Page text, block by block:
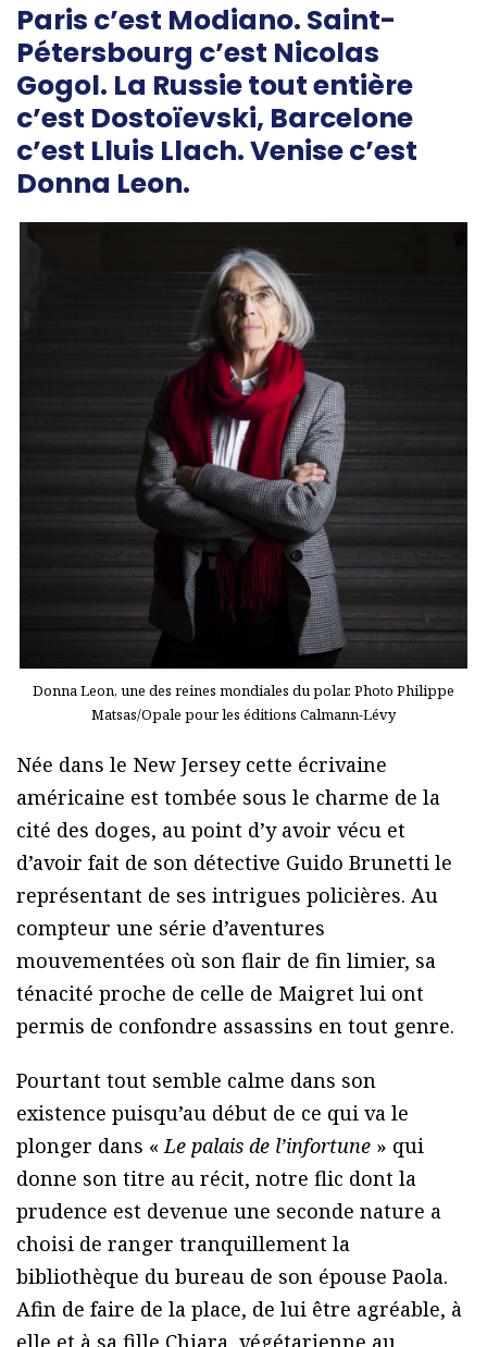
Paris c’est Modiano. Saint-
Pétersbourg c’est Nicolas
Gogol. La Russie tout entière
c’est Dostoïevski, Barcelone
c’est Lluis Llach. Venise c’est
Donna Leon.
Donna Leon, une des reines mondiales du polar. Photo Philippe
Matsas/Opale pour les éditions Calmann-Lévy
Née dans le New Jersey cette écrivaine
américaine est tombée sous le charme de la
cité des doges, au point d’y avoir vécu et
d’avoir fait de son détective Guido Brunetti le
représentant de ses intrigues policières. Au
compteur une série d’aventures
mouvementées où son flair de fin limier, sa
ténacité proche de celle de Maigret lui ont
permis de confondre assassins en tout genre.
Pourtant tout semble calme dans son
existence puisqu’au début de ce qui va le
plonger dans « Le palais de l’infortune » qui
donne son titre au récit, notre flic dont la
prudence est devenue une seconde nature a
choisi de ranger tranquillement la
bibliothèque du bureau de son épouse Paola.
Afin de faire de la place, de lui être agréable, à
elle et à sa fille Chiara, végétarienne au